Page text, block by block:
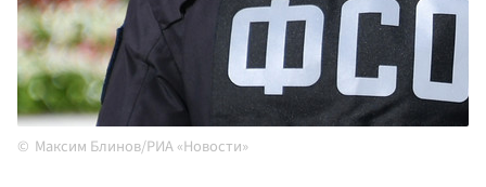
Максим Блинов/РИА «Новости»